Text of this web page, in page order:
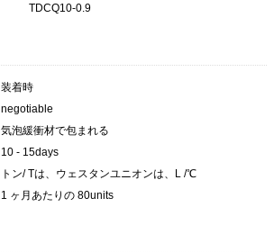
TDCQ10-0.9
装着時
negotiable
気泡緩衝材で包まれる
10 - 15days
トン/ Tは、ウェスタンユニオンは、L /℃
1 ヶ月あたりの 80units